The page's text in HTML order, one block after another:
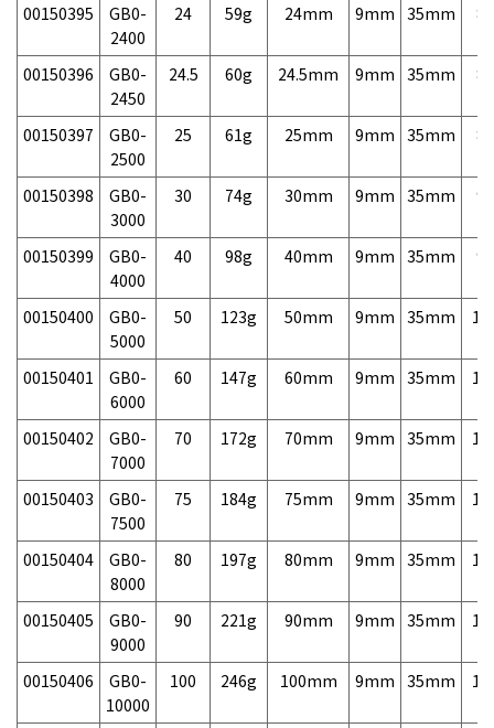
00150395
GB0-
2400
24 59g 24mm 9mm 35mm
00150396
GB0-
2450
24.5 60g 24.5mm 9mm 35mm
00150397
GB0-
2500
25 61g 25mm 9mm 35mm
00150398
GB0-
3000
30 74g 30mm 9mm 35mm
00150399
GB0-
4000
40 98g 40mm 9mm 35mm
00150400
GB0-
5000
50 123g 50mm 9mm 35mm
00150401
GB0-
6000
60 147g 60mm 9mm 35mm
00150402
GB0-
7000
70 172g 70mm 9mm 35mm
00150403
GB0-
7500
75 184g 75mm 9mm 35mm
00150404
GB0-
8000
80 197g 80mm 9mm 35mm
00150405
GB0-
9000
90 221g 90mm 9mm 35mm
00150406
GB0-
10000
100 246g 100mm 9mm 35mm